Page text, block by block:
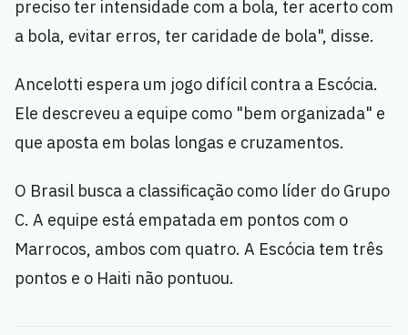
preciso ter intensidade com a bola, ter acerto com
a bola, evitar erros, ter caridade de bola", disse.
Ancelotti espera um jogo difícil contra a Escócia.
Ele descreveu a equipe como "bem organizada" e
que aposta em bolas longas e cruzamentos.
O Brasil busca a classificação como líder do Grupo
C. A equipe está empatada em pontos com o
Marrocos, ambos com quatro. A Escócia tem três
pontos e o Haiti não pontuou.